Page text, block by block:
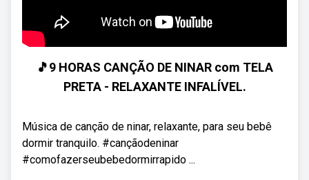
🎵9 HORAS CANÇÃO DE NINAR com TELA
PRETA - RELAXANTE INFALÍVEL.
Música de canção de ninar, relaxante, para seu bebê
dormir tranquilo. #cançãodeninar
#comofazerseubebedormirrapido ...